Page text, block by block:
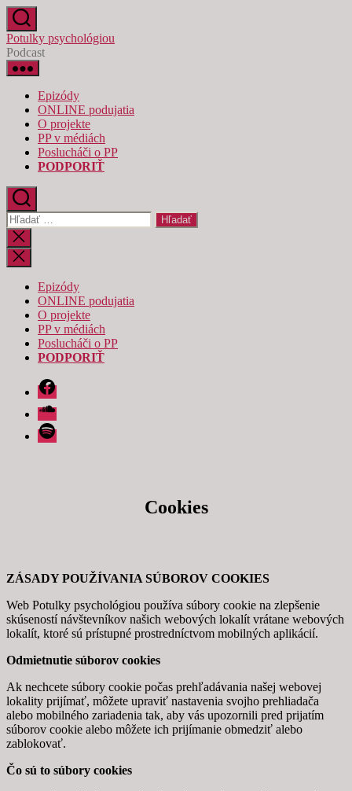
Preskočiť
na
obsah
Potulky psychológiou
Podcast
Epizódy
ONLINE podujatia
O projekte
PP v médiách
Poslucháči o PP
PODPORIŤ
Vyhľadať:
Zatvoriť
vyhľadávanie
Epizódy
ONLINE podujatia
O projekte
PP v médiách
Poslucháči o PP
PODPORIŤ
Facebook
Soundcloud
Spotify
Cookies
ZÁSADY POUŽÍVANIA SÚBOROV COOKIES
Web Potulky psychológiou používa súbory cookie na zlepšenie
skúseností návštevníkov našich webových lokalít vrátane webových
lokalít, ktoré sú prístupné prostredníctvom mobilných aplikácií.
Odmietnutie súborov cookies
Ak nechcete súbory cookie počas prehľadávania našej webovej
lokality prijímať, môžete upraviť nastavenia svojho prehliadača
alebo mobilného zariadenia tak, aby vás upozornili pred prijatím
súborov cookie alebo môžete ich prijímanie obmedziť alebo
zablokovať.
Čo sú to súbory cookies